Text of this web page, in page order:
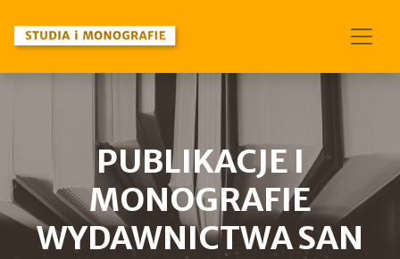
PUBLIKACJE I
MONOGRAFIE
WYDAWNICTWA SAN